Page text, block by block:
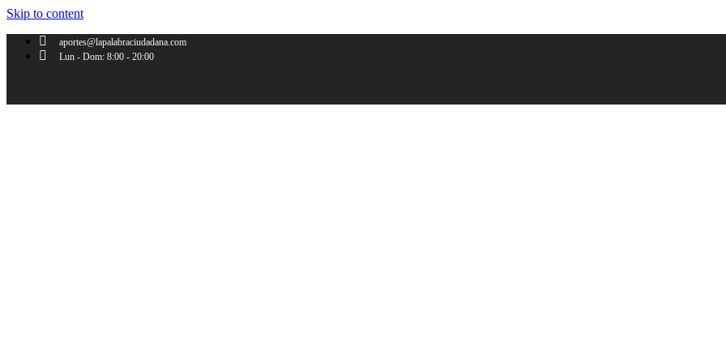
Skip to content
aportes@lapalabraciudadana.com
Lun - Dom: 8:00 - 20:00